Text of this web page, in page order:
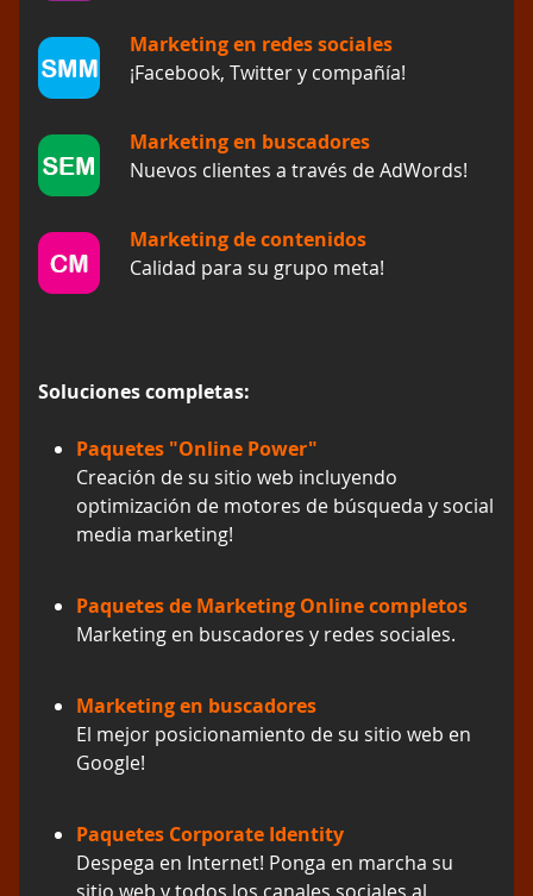
Marketing en redes sociales
¡Facebook, Twitter y compañía!
Marketing en buscadores
Nuevos clientes a través de AdWords!
Marketing de contenidos
Calidad para su grupo meta!
Soluciones completas:
Paquetes "Online Power"
Creación de su sitio web incluyendo
optimización de motores de búsqueda y social
media marketing!
Paquetes de Marketing Online completos
Marketing en buscadores y redes sociales.
Marketing en buscadores
El mejor posicionamiento de su sitio web en
Google!
Paquetes Corporate Identity
Despega en Internet! Ponga en marcha su